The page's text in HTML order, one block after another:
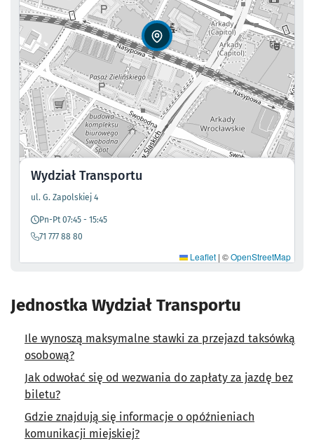
Leaflet | ©OpenStreetMap
Wydział Transportu
ul. G. Zapolskiej 4
Pn-Pt 07:45 - 15:45
71 777 88 80
Jednostka Wydział Transportu
Ile wynoszą maksymalne stawki za przejazd taksówką
osobową?
Jak odwołać się od wezwania do zapłaty za jazdę bez
biletu?
Gdzie znajdują się informacje o opóźnieniach
komunikacji miejskiej?